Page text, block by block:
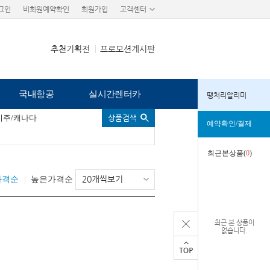
인 비회원예약확인 회원가입 고객센터
추천기획전 프로모션게시판
국내항공 실시간렌터카
주/캐나다 상품검색
순 높은가격순 20개씩보기
땡처리알리미
예약확인/결제
최근본상품(0)
최근 본 상품이
없습니다.